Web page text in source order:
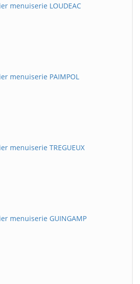
menuiserie LOUDEAC
menuiserie PAIMPOL
menuiserie TREGUEUX
menuiserie GUINGAMP